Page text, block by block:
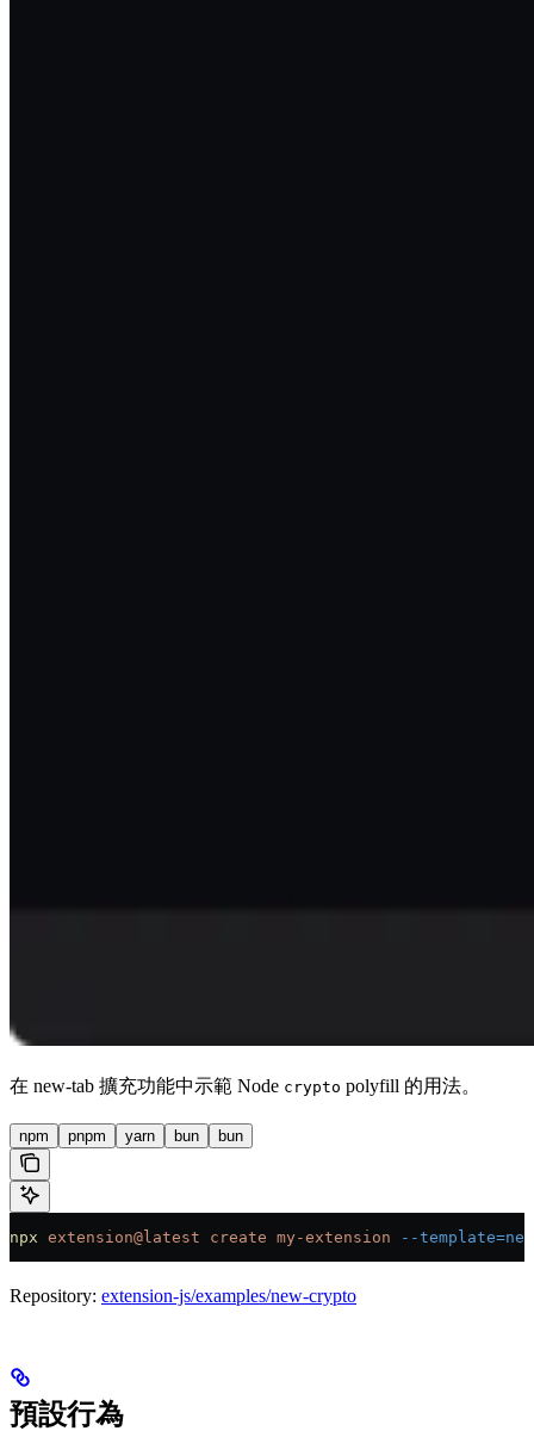
在 new-tab 擴充功能中示範 Node crypto polyfill 的用法。
npm pnpm yarn bun bun
npx extension@latest create my-extension --
Repository: extension-js/examples/new-crypto
預設行為